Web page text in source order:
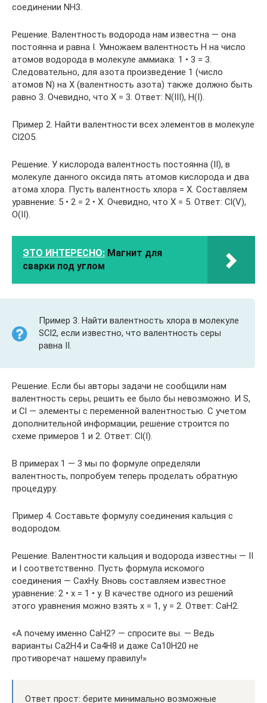
соединении NH3.
Решение. Валентность водорода нам известна — она
постоянна и равна I. Умножаем валентность Н на число
атомов водорода в молекуле аммиака: 1 • 3 = 3.
Следовательно, для азота произведение 1 (число
атомов N) на X (валентность азота) также должно быть
равно 3. Очевидно, что Х = 3. Ответ: N(III), H(I).
Пример 2. Найти валентности всех элементов в молекуле
Cl2O5.
Решение. У кислорода валентность постоянна (II), в
молекуле данного оксида пять атомов кислорода и два
атома хлора. Пусть валентность хлора = Х. Составляем
уравнение: 5 • 2 = 2 • Х. Очевидно, что Х = 5. Ответ: Cl(V),
O(II).
ЭТО ИНТЕРЕСНО: Магнит для
сварки под углом
Пример 3. Найти валентность хлора в молекуле
SCl2, если известно, что валентность серы
равна II.
Решение. Если бы авторы задачи не сообщили нам
валентность серы, решить ее было бы невозможно. И S,
и Cl — элементы с переменной валентностью. С учетом
дополнительной информации, решение строится по
схеме примеров 1 и 2. Ответ: Cl(I).
В примерах 1 — 3 мы по формуле определяли
валентность, попробуем теперь проделать обратную
процедуру.
Пример 4. Составьте формулу соединения кальция с
водородом.
Решение. Валентности кальция и водорода известны — II
и I соответственно. Пусть формула искомого
соединения — CaxHy. Вновь составляем известное
уравнение: 2 • x = 1 • у. В качестве одного из решений
этого уравнения можно взять x = 1, y = 2. Ответ: CaH2.
«А почему именно CaH2? — спросите вы. — Ведь
варианты Ca2H4 и Ca4H8 и даже Ca10H20 не
противоречат нашему правилу!»
Ответ прост: берите минимально возможные